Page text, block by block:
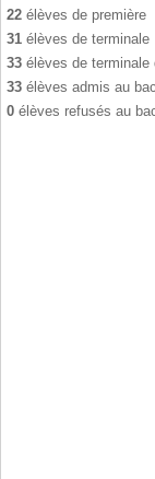
22 élèves de première
31 élèves de terminale
33 élèves de terminale
33 élèves admis au bac
0 élèves refusés au